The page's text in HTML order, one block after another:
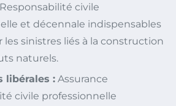
Responsabilité civile
et décennale indispensables
les sinistres liés à la construction
naturels.
libérales : Assurance
civile professionnelle